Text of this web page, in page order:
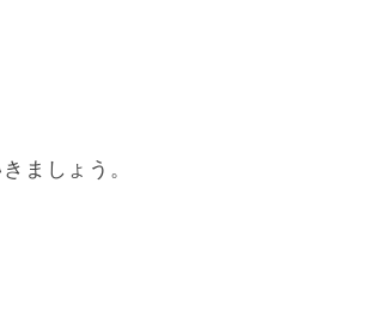
ましょう。